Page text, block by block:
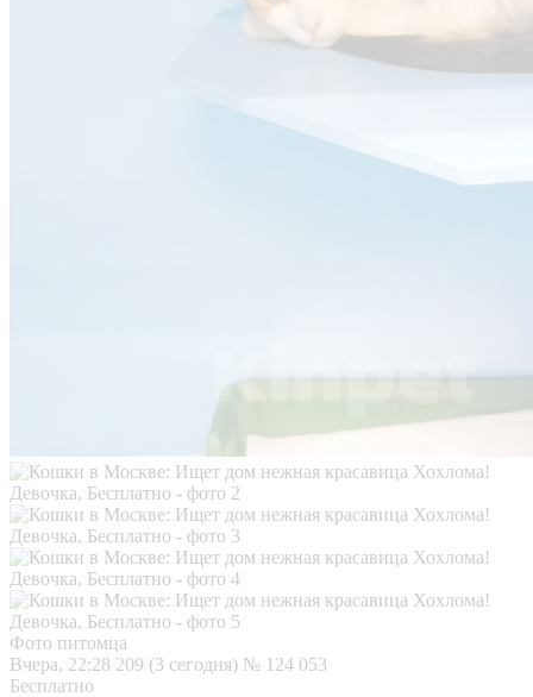
Фото питомца
Вчера, 22:28 209 (3 сегодня) № 124 053
Бесплатно